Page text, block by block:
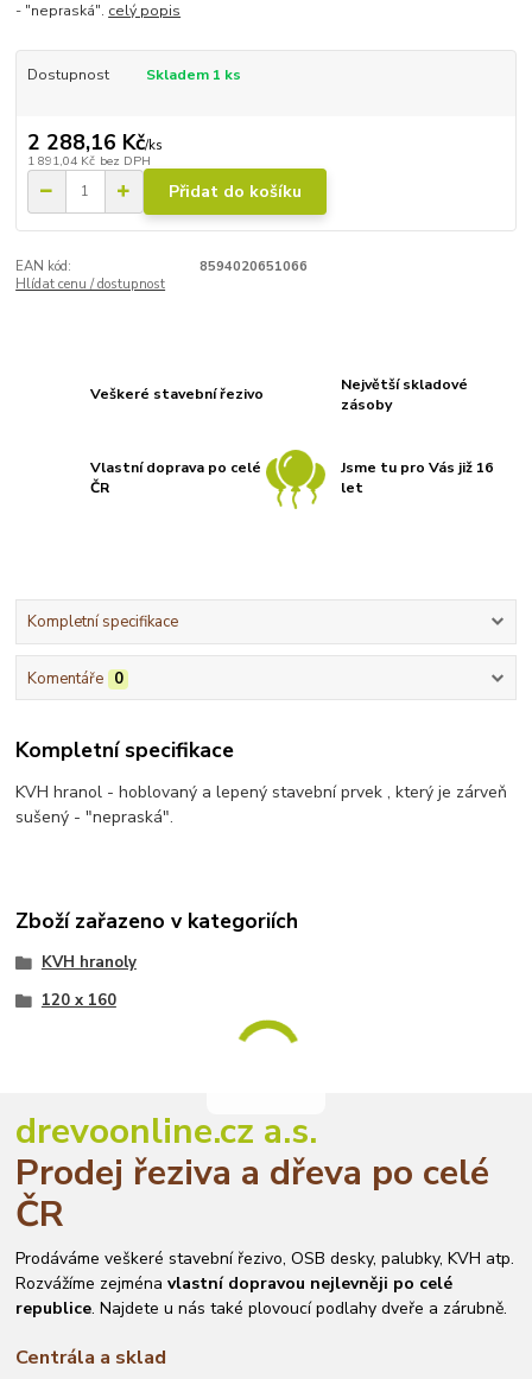
- "nepraská". celý popis
Dostupnost Skladem 1 ks
2 288,16 Kč/ks
1 891,04 Kč bez DPH
Přidat do košíku
EAN kód:
8594020651066
Hlídat cenu / dostupnost
Veškeré stavební řezivo
Největší skladové
zásoby
Vlastní doprava po celé
ČR
Jsme tu pro Vás již 16
let
Kompletní specifikace
Komentáře 0
Kompletní specifikace
KVH hranol - hoblovaný a lepený stavební prvek , který je zárveň
sušený - "nepraská".
Zboží zařazeno v kategoriích
KVH hranoly
120 x 160
drevoonline.cz a.s.
Prodej řeziva a dřeva po celé
ČR
Prodáváme veškeré stavební řezivo, OSB desky, palubky, KVH atp.
Rozvážíme zejménavlastní dopravou nejlevněji po celé
republice. Najdete u nás také plovoucí podlahy dveře a zárubně.
Centrála a sklad